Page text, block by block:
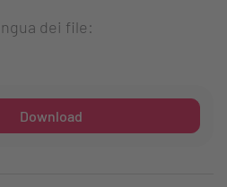
dei file:
Download